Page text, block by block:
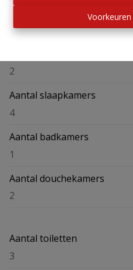
Camille Leunensstraat 9,
2
Aantal slaapkamers
4
Aantal badkamers
1
Aantal douchekamers
2
Aantal toiletten
3